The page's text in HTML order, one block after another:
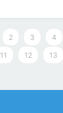
2 3 4
11 12 13